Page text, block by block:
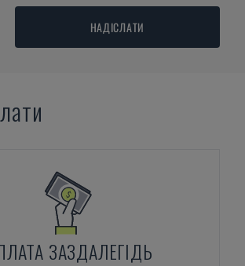
НАДІСЛАТИ
ЗАЗДАЛЕГІДЬ